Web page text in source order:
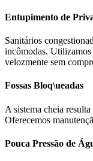
Entupimento de
Sanitários
incômodas. Utilizamos
velozmente sem
Fossas Bloq\ueadas
A sistema cheia
Oferecemos
Pouca Pressão de